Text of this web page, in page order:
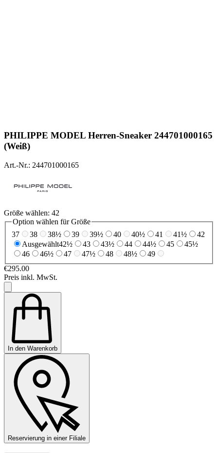
PHILIPPE MODEL Herren-Sneaker 244701000165
(Weiß)
Art.-Nr.: 244701000165
Größe wählen: 42
Option wählen für Größe
37
38 38½ 39 39½ 40 40½ 41 41½
42
Ausgewählt42½ 43 43½ 44 44½ 45
45½
46
46½ 47 47½ 48 48½
49
€295.00
Preis inkl. MwSt.
In den Warenkorb
Reservierung in einer Filiale